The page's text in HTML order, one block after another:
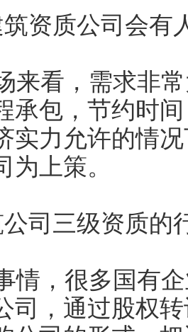
资质公司会有
看，需求非
承包，节约时
实力允许的情
为上策。
司三级资质的
，很多国有
司，通过股权